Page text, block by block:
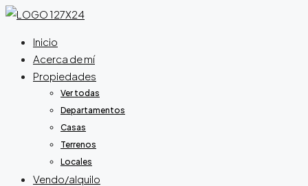
Inicio
Acerca de mí
Propiedades
Ver todas
Departamentos
Casas
Terrenos
Locales
Vendo/alquilo